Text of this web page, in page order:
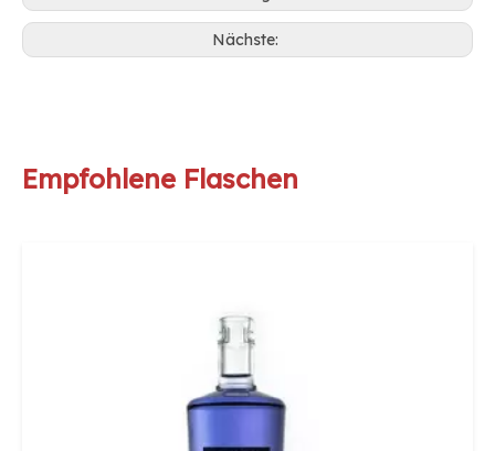
Nächste:
Empfohlene Flaschen